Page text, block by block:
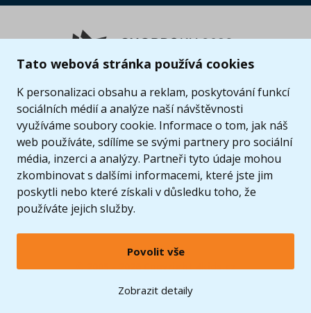
Tato webová stránka používá cookies
K personalizaci obsahu a reklam, poskytování funkcí
sociálních médií a analýze naší návštěvnosti
využíváme soubory cookie. Informace o tom, jak náš
web používáte, sdílíme se svými partnery pro sociální
média, inzerci a analýzy. Partneři tyto údaje mohou
zkombinovat s dalšími informacemi, které jste jim
poskytli nebo které získali v důsledku toho, že
používáte jejich služby.
Povolit vše
Zobrazit detaily
© 2005 - 2026 Copyright 4kids.cz
LEGO, logo LEGO a minifigurka jsou ochrannými známkami společnosti LEGO Group. ©
2024 The LEGO Group.